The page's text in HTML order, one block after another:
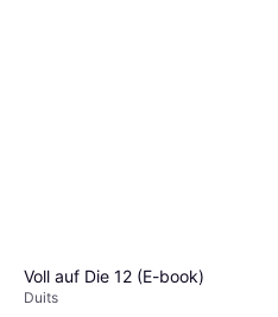
Voll auf Die 12 (E-book)
Duits